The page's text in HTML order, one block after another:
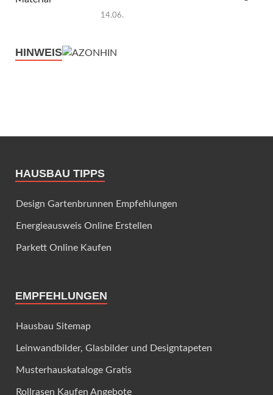
14.06.
HINWEIS
HAUSBAU TIPPS
Design Gartenbrunnen Empfehlungen
Energieausweis Online Erstellen
Parkett Online Kaufen
EMPFEHLUNGEN
Hausbau Sitemap
Leinwandbilder, Glasbilder und Designtapeten
Musterhauskataloge Gratis
Rollrasen Kaufen Angebote